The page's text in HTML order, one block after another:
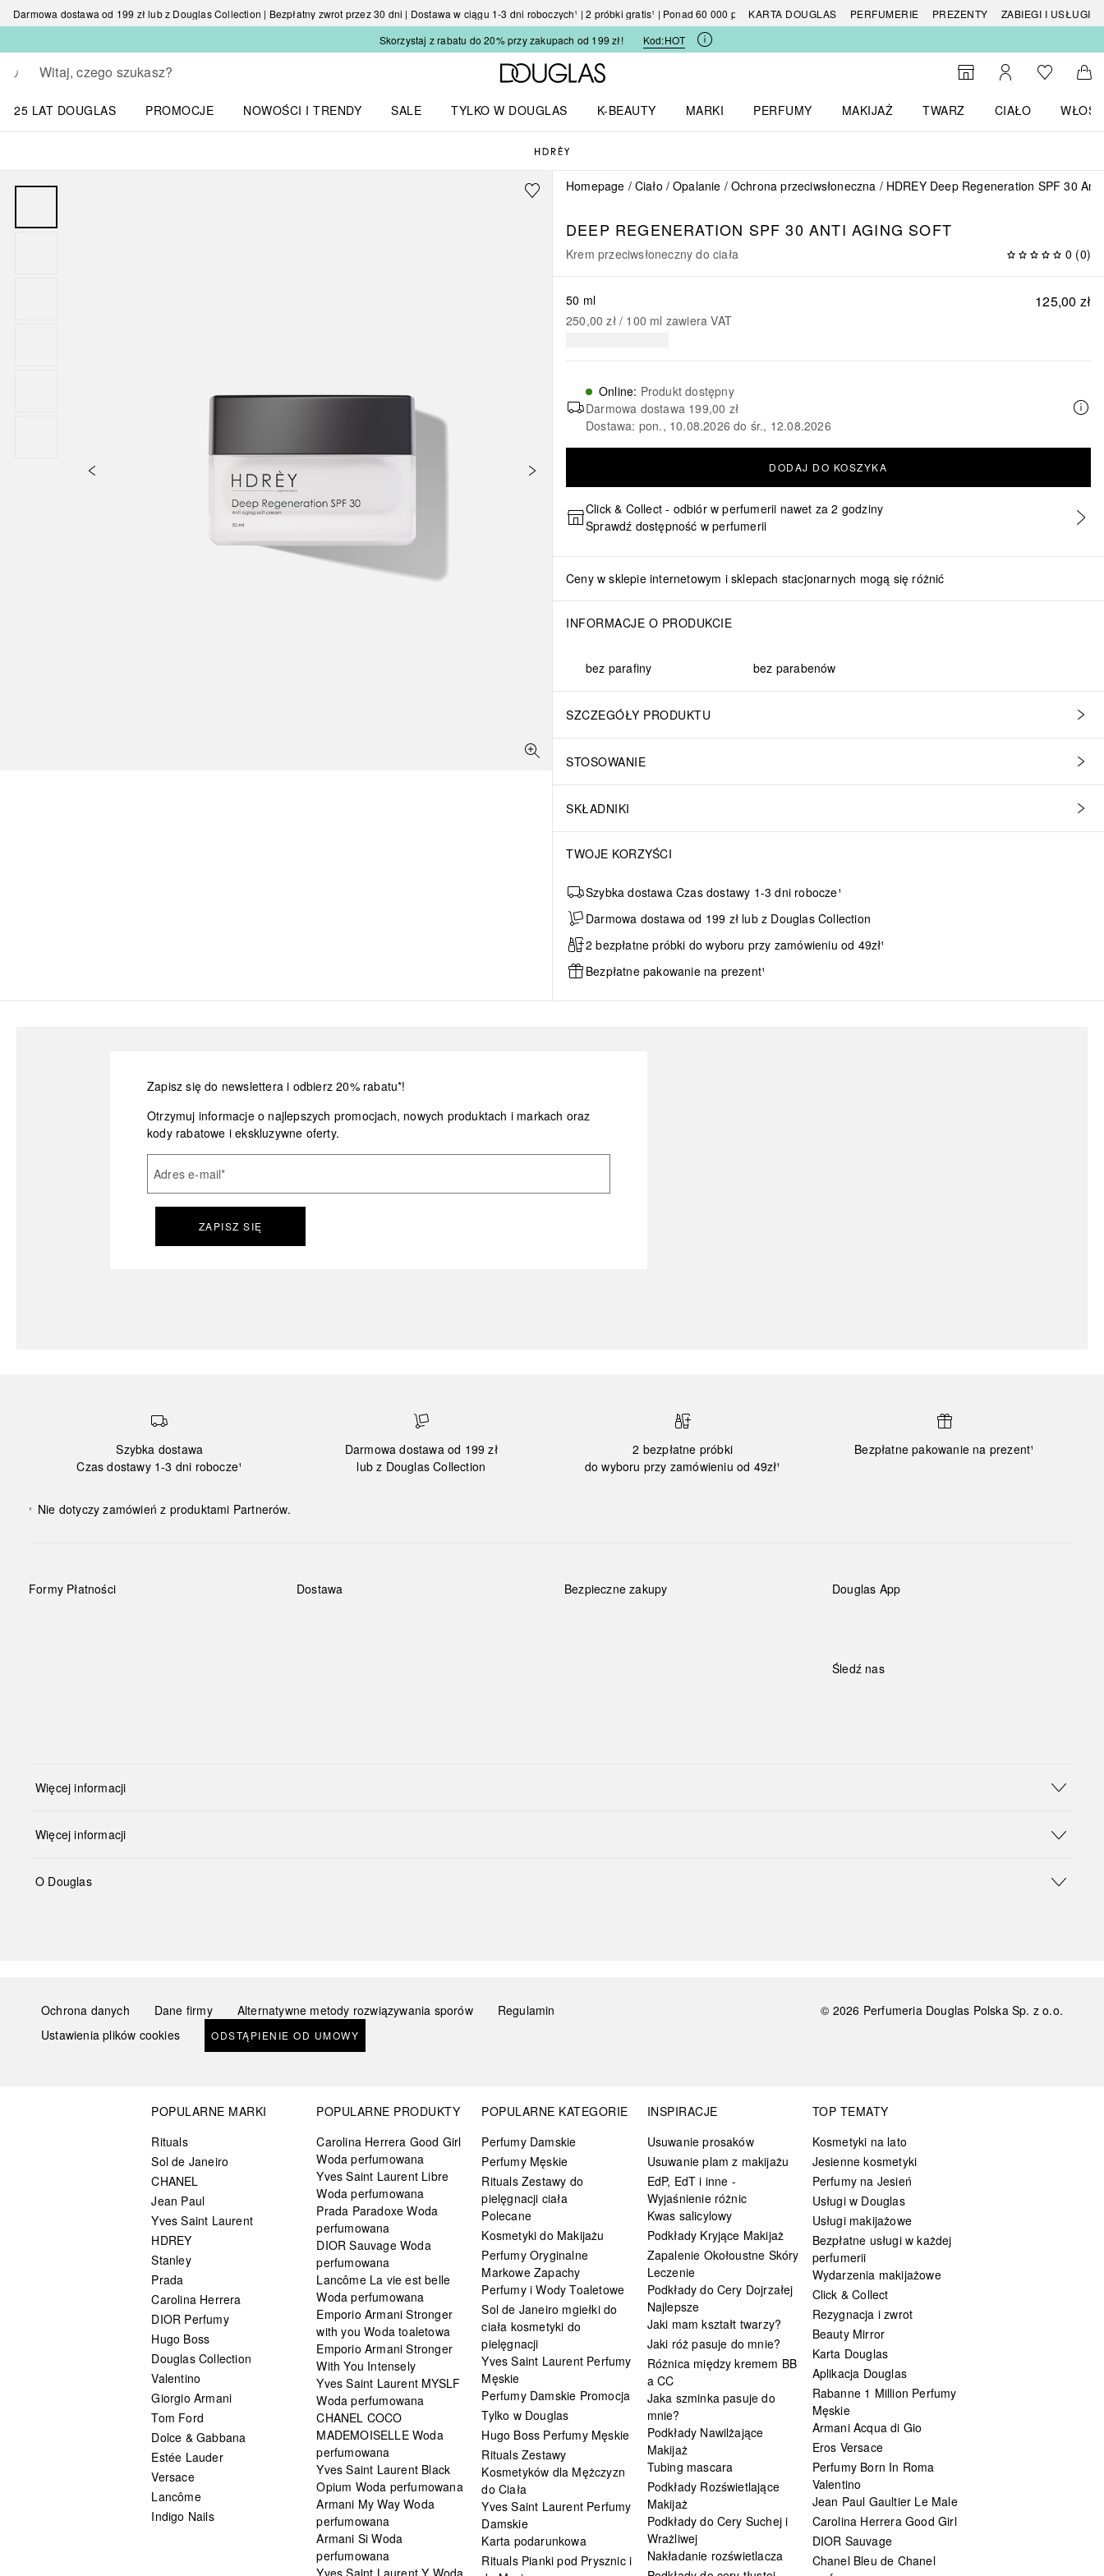
Darmowa dostawa od 199 zł lub z Douglas Collection | Bezpłatny zwrot przez 30 dni | Dostawa w ciągu 1-3 dni roboczych¹ | 2 próbki gratis¹ | Ponad 60 000 produktówKARTA DOUGLAS PERFUMERIE PREZENTY
ZABIEGI I USŁUGI
Skorzystaj z rabatu do 20% przy zakupach od 199 zł!
Kod:HOT
Wracać
Wykonaj wyszukiwanie
Strona główna Douglas
Do wyszukiwarki
Moje kontoDo listyDo
25 LAT DOUGLAS
PROMOCJE
NOWOŚCI I TRENDY
SALE
TYLKO W DOUGLAS
K-BEAUTY
MARKI
PERFUMY
MAKIJAŻ
TWARZ
CIAŁO
WŁOSY
Homepage Ciało Opalanie Ochrona przeciwsłoneczna HDREY Deep Regeneration SPF 30
DEEP REGENERATION SPF 30 ANTI AGING SOFT
Krem przeciwsłoneczny do ciała 0 (0)
125,00 zł
50 ml
250,00 zł / 100 ml zawiera VAT
Online: Produkt dostępny
Darmowa dostawa 199,00 zł
Dostawa: pon., 10.08.2026 do śr., 12.08.2026
DODAJ DO KOSZYKA
Click & Collect - odbiór w perfumerii nawet za 2 godziny
Sprawdź dostępność w perfumerii
Ceny w sklepie internetowym i sklepach stacjonarnych mogą się różnić
INFORMACJE O PRODUKCIE
bez parafiny bez parabenów
SZCZEGÓŁY PRODUKTU
STOSOWANIE
SKŁADNIKI
TWOJE KORZYŚCI
Szybka dostawa Czas dostawy 1-3 dni robocze¹
Darmowa dostawa od 199 zł lub z Douglas Collection
2 bezpłatne próbki do wyboru przy zamówieniu od 49zł¹
Bezpłatne pakowanie na prezent¹
Zapisz się do newslettera i odbierz 20% rabatu*!
Otrzymuj informacje o najlepszych promocjach, nowych produktach i markach oraz
kody rabatowe i ekskluzywne oferty.
Adres e-mail*
ZAPISZ SIĘ
Szybka dostawa
Czas dostawy 1-3 dni robocze¹
Darmowa dostawa od 199 zł
lub z Douglas Collection
2 bezpłatne próbki
do wyboru przy zamówieniu od 49zł¹
Bezpłatne pakowanie na prezent¹
¹ Nie dotyczy zamówień z produktami Partnerów.
Formy Płatności Dostawa Bezpieczne zakupy Douglas App
Śledź nas
Więcej informacji
Więcej informacji
O Douglas
Ochrona danych Dane firmy Alternatywne metody rozwiązywania sporów
Regulamin
Ustawienia plików cookies
ODSTĄPIENIE OD UMOWY
© 2026 Perfumeria Douglas Polska Sp. z o.o.
POPULARNE MARKI
Rituals
Sol de Janeiro
CHANEL
Jean Paul
Yves Saint Laurent
HDREY
Stanley
Prada
Carolina Herrera
DIOR Perfumy
Hugo Boss
Douglas Collection
Valentino
Giorgio Armani
Tom Ford
Dolce & Gabbana
Estée Lauder
Versace
Lancôme
Indigo Nails
POPULARNE PRODUKTY
Carolina Herrera Good Girl
Woda perfumowana
Yves Saint Laurent Libre
Woda perfumowana
Prada Paradoxe Woda
perfumowana
DIOR Sauvage Woda
perfumowana
Lancôme La vie est belle
Woda perfumowana
Emporio Armani Stronger
with you Woda toaletowa
Emporio Armani Stronger
With You Intensely
Yves Saint Laurent MYSLF
Woda perfumowana
CHANEL COCO
MADEMOISELLE Woda
perfumowana
Yves Saint Laurent Black
Opium Woda perfumowana
Armani My Way Woda
perfumowana
Armani Si Woda
perfumowana
Yves Saint Laurent Y Woda
POPULARNE KATEGORIE
Perfumy Damskie
Perfumy Męskie
Rituals Zestawy do
pielęgnacji ciała
Polecane
Kosmetyki do Makijażu
Perfumy Oryginalne
Markowe Zapachy
Perfumy i Wody Toaletowe
Sol de Janeiro mgiełki do
ciała kosmetyki do
pielęgnacji
Yves Saint Laurent Perfumy
Męskie
Perfumy Damskie Promocja
Tylko w Douglas
Hugo Boss Perfumy Męskie
Rituals Zestawy
Kosmetyków dla Mężczyzn
do Ciała
Yves Saint Laurent Perfumy
Damskie
Karta podarunkowa
Rituals Pianki pod Prysznic i
INSPIRACJE
Usuwanie prosaków
Usuwanie plam z makijażu
EdP, EdT i inne -
Wyjaśnienie różnic
Kwas salicylowy
Podkłady Kryjące Makijaż
Zapalenie Okołoustne Skóry
Leczenie
Podkłady do Cery Dojrzałej
Najlepsze
Jaki mam kształt twarzy?
Jaki róż pasuje do mnie?
Różnica między kremem BB
a CC
Jaka szminka pasuje do
mnie?
Podkłady Nawilżające
Makijaż
Tubing mascara
Podkłady Rozświetlające
Makijaż
Podkłady do Cery Suchej i
Wrażliwej
Nakładanie rozświetlacza
TOP TEMATY
Kosmetyki na lato
Jesienne kosmetyki
Perfumy na Jesień
Usługi w Douglas
Usługi makijażowe
Bezpłatne usługi w każdej
perfumerii
Wydarzenia makijażowe
Click & Collect
Rezygnacja i zwrot
Beauty Mirror
Karta Douglas
Aplikacja Douglas
Rabanne 1 Million Perfumy
Męskie
Armani Acqua di Gio
Eros Versace
Perfumy Born In Roma
Valentino
Jean Paul Gaultier Le Male
Carolina Herrera Good Girl
DIOR Sauvage
Chanel Bleu de Chanel